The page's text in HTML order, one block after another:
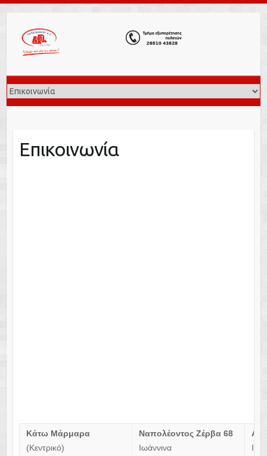
Επικοινωνία
Κάτω Μάρμαρα
(Κεντρικό)
Ναπολέοντος Ζέρβα 68
Ιωάννινα